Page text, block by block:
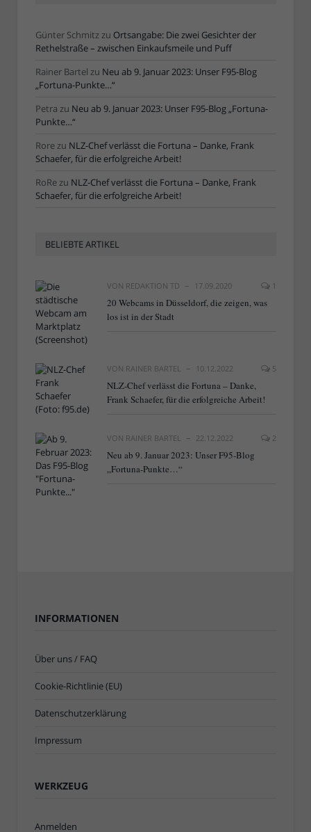
Günter Schmitzzu Ortsangabe: Die zwei Gesichter der
Rethelstraße – zwischen Einkaufsmeile und Puff
Rainer Bartel zu Neu ab 9. Januar 2023: Unser F95-Blog
„Fortuna-Punkte…“
Petra zu Neu ab 9. Januar 2023: Unser F95-Blog „Fortuna-
Punkte…“
Rorezu NLZ-Chef verlässt die Fortuna – Danke, Frank
Schaefer, für die erfolgreiche Arbeit!
RoRezu NLZ-Chef verlässt die Fortuna – Danke, Frank
Schaefer, für die erfolgreiche Arbeit!
BELIEBTE ARTIKEL
VON REDAKTION TD 17.09.2020 1
20 Webcams in Düsseldorf, die zeigen, was
los ist in der Stadt
VON RAINER BARTEL 10.12.2022 5
NLZ-Chef verlässt die Fortuna – Danke,
Frank Schaefer, für die erfolgreiche Arbeit!
VON RAINER BARTEL 22.12.2022 2
Neu ab 9. Januar 2023: Unser F95-Blog
„Fortuna-Punkte…“
INFORMATIONEN
Über uns / FAQ
Cookie-Richtlinie (EU)
Datenschutzerklärung
Impressum
WERKZEUG
Anmelden